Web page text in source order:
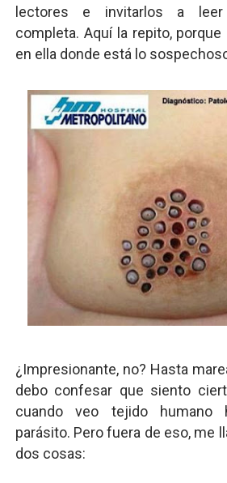
lectores e invitarlos a leer
completa. Aquí la repito,
en ella donde está lo
¿Impresionante, no? Hasta
debo confesar que siento
cuando veo tejido humano
parásito. Pero fuera de eso, me
dos cosas: